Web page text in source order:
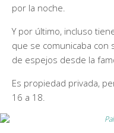
por la noche.
Y por último, incluso
que se comunicaba con
de espejos desde la
Es propiedad privada,
16 a 18.